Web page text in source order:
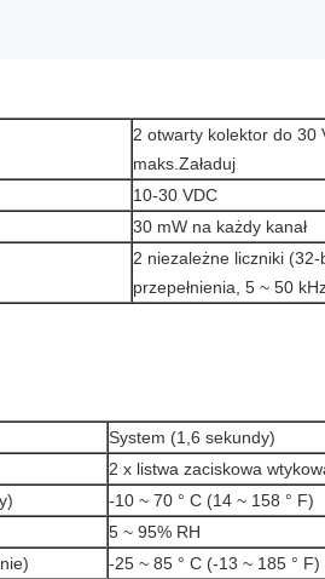
2 otwarty kolektor do 30
maks.Załaduj
10-30 VDC
30 mW na każdy kanał
2 niezależne liczniki (32-
przepełnienia, 5 ~ 50
System (1,6 sekundy)
2 x listwa zaciskowa
-10 ~ 70 ° C (14 ~ 158 ° F)
5 ~ 95% RH
-25 ~ 85 ° C (-13 ~ 185 ° F)